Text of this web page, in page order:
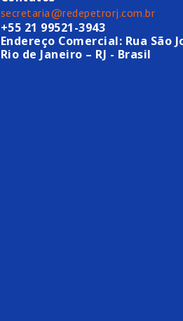
secretaria@redepetrorj.com.br
+55 21 99521-3943
Endereço Comercial: Rua São
Rio de Janeiro – RJ - Brasil